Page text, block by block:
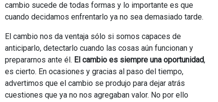
cambio sucede de todas formas y lo importante es que
cuando decidamos enfrentarlo ya no sea demasiado tarde.
El cambio nos da ventaja sólo si somos capaces de
anticiparlo, detectarlo cuando las cosas aún funcionan y
prepararnos ante él. El cambio es siempre una oportunidad,
es cierto. En ocasiones y gracias al paso del tiempo,
advertimos que el cambio se produjo para dejar atrás
cuestiones que ya no nos agregaban valor. No por ello